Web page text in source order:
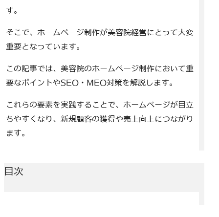
す。
そこで、ホームページ制作が美容院経営にとって大変
重要となっています。
この記事では、美容院のホームページ制作において重
要なポイントやSEO・MEO対策を解説します。
これらの要素を実践することで、ホームページが目立
ちやすくなり、新規顧客の獲得や売上向上につながり
ます。
目次